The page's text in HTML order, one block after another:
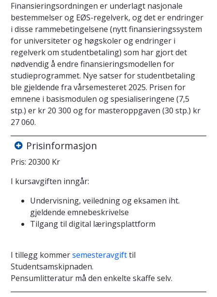
Finansieringsordningen er underlagt nasjonale
bestemmelser og EØS-regelverk, og det er endringer
i disse rammebetingelsene (nytt finansieringssystem
for universiteter og høgskoler og endringer i
regelverk om studentbetaling) som har gjort det
nødvendig å endre finansieringsmodellen for
studieprogrammet. Nye satser for studentbetaling
ble gjeldende fra vårsemesteret 2025. Prisen for
emnene i basismodulen og spesialiseringene (7,5
stp.) er kr 20 300 og for masteroppgaven (30 stp.) kr
27 060.
Prisinformasjon
Pris: 20300 Kr
I kursavgiften inngår:
Undervisning, veiledning og eksamen iht.
gjeldende emnebeskrivelse
Tilgang til digital læringsplattform
I tillegg kommersemesteravgifttil
Studentsamskipnaden.
Pensumlitteratur må den enkelte skaffe selv.